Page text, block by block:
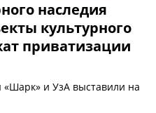
наследия
культурного
приватизации
«Шарк» и УзА выставили на